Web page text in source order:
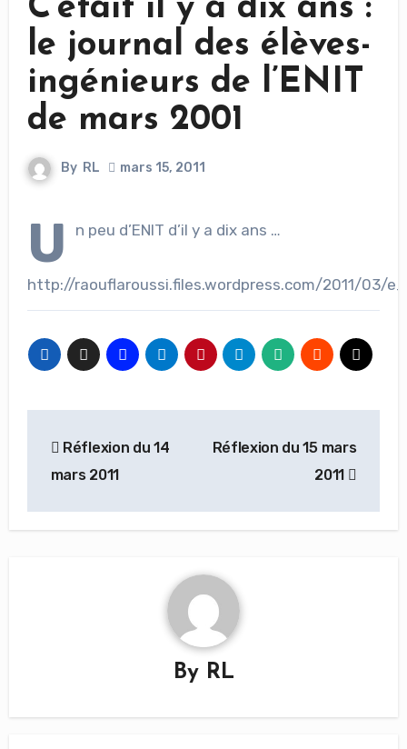
C’était il y a dix ans :
le journal des élèves-
ingénieurs de l’ENIT
de mars 2001
By RL mars 15, 2011
U n peu d’ENIT d’il y a dix ans …
http://raouflaroussi.files.wordpress.com/2011/03/
de
Réflexion du 14
mars 2011
Réflexion du 15 mars
2011
By RL